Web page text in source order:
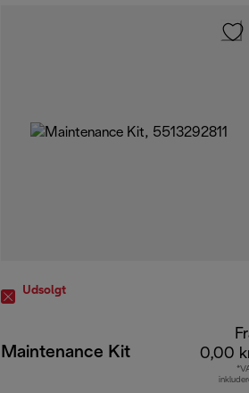
Udsolgt
Maintenance Kit
0,00